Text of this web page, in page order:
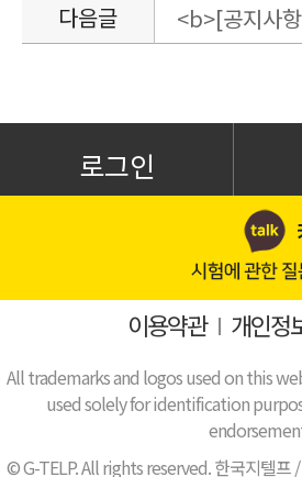
다음글
<b>[공지사
로그인
이용약관I 개인정
All trademarks and logos used on this
used solely for identification
© G-TELP. All rights reserved. 한국지텔프